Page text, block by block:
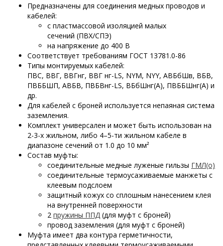
Предназначены для соединения медных проводов и
кабелей:
с пластмассовой изоляцией малых
сечений (ПВХ/СПЭ)
на напряжение до 400 В
Соответствует требованиям ГОСТ 13781.0-86
Типы монтируемых кабелей:
ПВС, ВВГ, ВВГнг, ВВГ нг-LS, NYM, NYY, АВБбШв, ВБВ,
ПВББШП, АВБВ, ПВБВнг-LS, ВБбШнг(А), ПВББШнг(А) и
др.
Для кабелей с броней используется непаяная система
заземления.
Комплект универсален и может быть использован на
2-3-х жильном, либо 4–5-ти жильном кабеле в
диапазоне сечений от 1.0 до 10 мм²
Состав муфты:
соединительные медные луженые гильзы ГМЛ(о)
соединительные термоусаживаемые манжеты с
клеевым подслоем
защитный кожух со сплошным нанесением клея
на внутренней поверхности
2 пружины ППД (для муфт с броней)
провод заземления (для муфт с броней)
Муфта имеет два контура герметичности,